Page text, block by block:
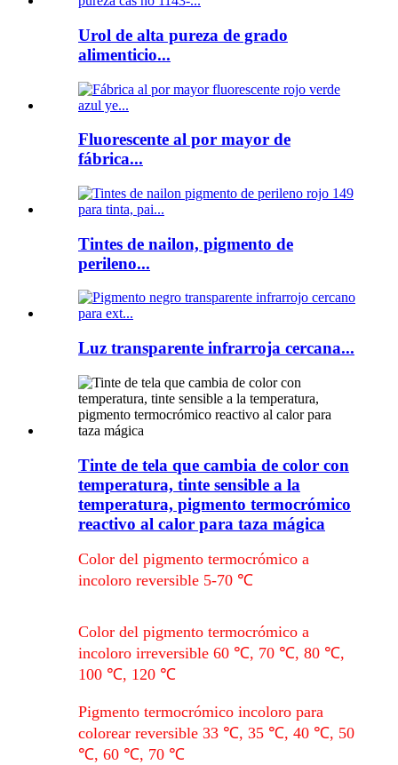
Urol de alta pureza de grado
alimenticio...
Fluorescente al por mayor de
fábrica...
Tintes de nailon, pigmento de
perileno...
Luz transparente infrarroja cercana...
Tinte de tela que cambia de color con
temperatura, tinte sensible a la
temperatura, pigmento termocrómico
reactivo al calor para taza mágica
Color del pigmento termocrómico a
incoloro reversible 5-70 ℃
Color del pigmento termocrómico a
incoloro irreversible 60 ℃, 70 ℃, 80 ℃,
100 ℃, 120 ℃
Pigmento termocrómico incoloro para
colorear reversible 33 ℃, 35 ℃, 40 ℃, 50
℃, 60 ℃, 70 ℃